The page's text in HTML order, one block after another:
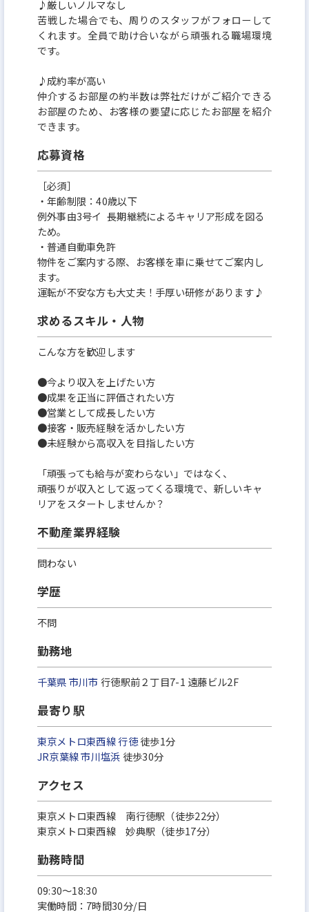
♪厳しいノルマなし
苦戦した場合でも、周りのスタッフがフォローして
くれます。全員で助け合いながら頑張れる職場環境
です。
♪成約率が高い
仲介するお部屋の約半数は弊社だけがご紹介できる
お部屋のため、お客様の要望に応じたお部屋を紹介
できます。
応募資格
［必須］
・年齢制限：40歳以下
例外事由3号イ 長期継続によるキャリア形成を図る
ため。
・普通自動車免許
物件をご案内する際、お客様を車に乗せてご案内し
ます。
運転が不安な方も大丈夫！手厚い研修があります♪
求めるスキル・人物
こんな方を歓迎します
●今より収入を上げたい方
●成果を正当に評価されたい方
●営業として成長したい方
●接客・販売経験を活かしたい方
●未経験から高収入を目指したい方
「頑張っても給与が変わらない」ではなく、
頑張りが収入として返ってくる環境で、新しいキャ
リアをスタートしませんか？
不動産業界経験
問わない
学歴
不問
勤務地
千葉県市川市 行徳駅前２丁目7-1 遠藤ビル2F
最寄り駅
東京メトロ東西線行徳徒歩1分
JR京葉線市川塩浜 徒歩30分
アクセス
東京メトロ東西線 南行徳駅（徒歩22分）
東京メトロ東西線 妙典駅（徒歩17分）
勤務時間
09:30～18:30
実働時間：7時間30分/日